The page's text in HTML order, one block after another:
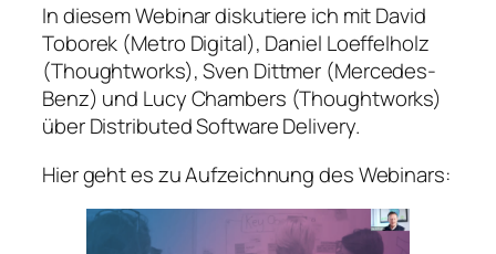
In diesem Webinar diskutiere ich mit David
Toborek (Metro Digital), Daniel Loeffelholz
(Thoughtworks), Sven Dittmer (Mercedes-
Benz) und Lucy Chambers (Thoughtworks)
über Distributed Software Delivery.
Hier geht es zu Aufzeichnung des Webinars: